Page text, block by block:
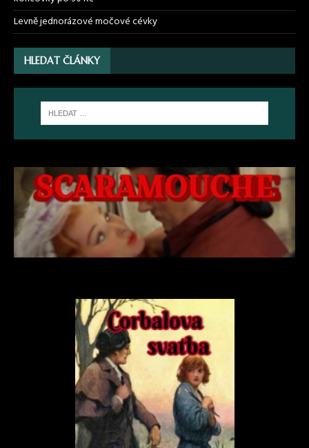
Levně jednorázové močové cévky
HLEDAT ČLÁNKY